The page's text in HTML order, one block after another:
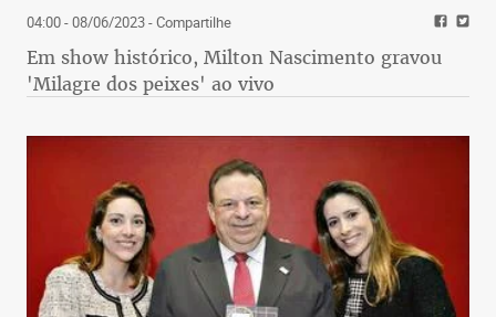
04:00 - 08/06/2023- Compartilhe
Em show histórico, Milton Nascimento gravou
'Milagre dos peixes' ao vivo